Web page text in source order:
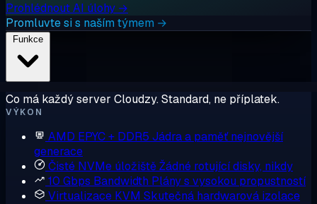
Prohlédnout AI úlohy →
Promluvte si s naším týmem →
Co má každý server Cloudzy. Standard, ne příplatek.
VÝKON
AMD EPYC + DDR5 Jádra a paměť nejnovější
generace
Čisté NVMe úložištěŽádné rotující disky, nikdy
10 Gbps Bandwidth Plány s vysokou propustností
Virtualizace KVM Skutečná hardwarová izolace